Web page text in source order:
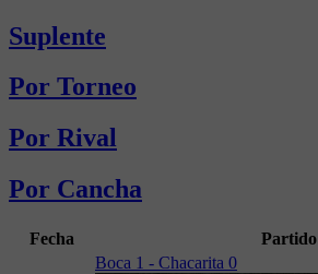
Suplente
Por Torneo
Por Rival
Por Cancha
Fecha Partido
Boca 1 - Chacarita 0